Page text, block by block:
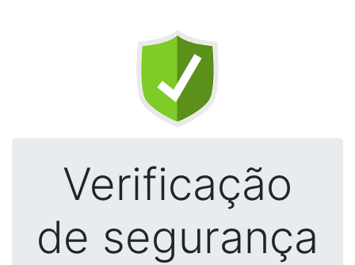
Verificação
de segurança